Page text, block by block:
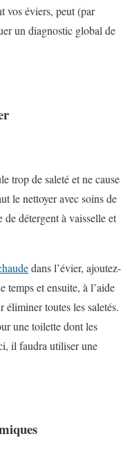
vos éviers, peut (par
un diagnostic global de
trop de saleté et ne cause
le nettoyer avec soins de
détergent à vaisselle et
dans l’évier, ajoutez-
temps et ensuite, à l’aide
éliminer toutes les saletés.
une toilette dont les
il faudra utiliser une